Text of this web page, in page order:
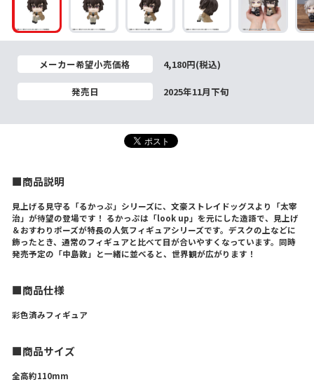
メーカー希望小売価格 4,180円(税込)
発売日 2025年11月下旬
■商品説明
見上げる見守る「るかっぷ」シリーズに、文豪ストレイドッグスより「太宰
治」が待望の登場です！ るかっぷは「look up」を元にした造語で、見上げ
＆おすわりポーズが特長の人気フィギュアシリーズです。デスクの上などに
飾ったとき、通常のフィギュアと比べて目が合いやすくなっています。同時
発売予定の「中島敦」と一緒に並べると、世界観が広がります！
■商品仕様
彩色済みフィギュア
■商品サイズ
全高約110mm